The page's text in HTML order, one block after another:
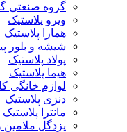
گروه صنعتی
ویرو پلاستیک
همارا پلاستیک
شیشه و بلور
پولاد پلاستیک
هیما پلاستیک
لوازم خانگی
دنزی پلاستیک
مانترا پلاستیک
یزدگل ملامین